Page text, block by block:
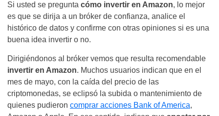
Si usted se pregunta cómo invertir en Amazon, lo mejor
es que se dirija a un bróker de confianza, analice el
histórico de datos y confirme con otras opiniones si es una
buena idea invertir o no.
Dirigiéndonos al bróker vemos que resulta recomendable
invertir en Amazon. Muchos usuarios indican que en el
mes de mayo, con la caída del precio de las
criptomonedas, se eclipsó la subida o mantenimiento de
quienes pudieron comprar acciones Bank of America,